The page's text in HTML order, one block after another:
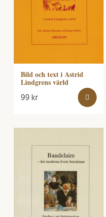
Bild och text i Astrid
Lindgrens värld
99kr